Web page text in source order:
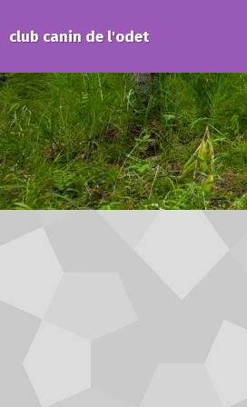
club canin de l'odet